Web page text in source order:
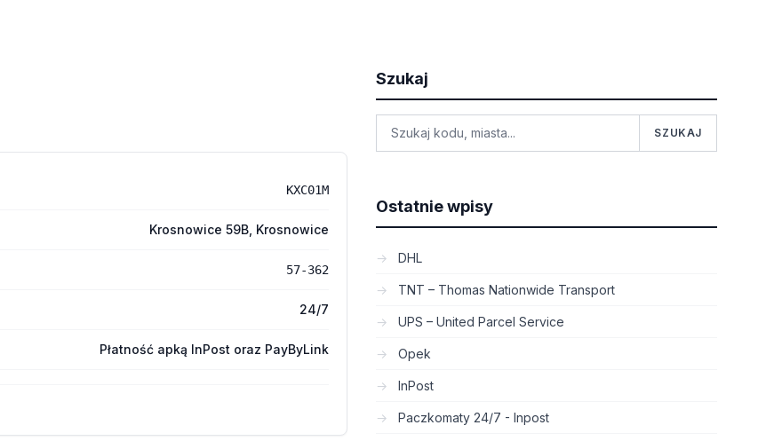
KXC01M
Krosnowice 59B, Krosnowice
57-362
24/7
Płatność apką InPost oraz PayByLink
Szukaj
SZUKAJ
Ostatnie wpisy
DHL
TNT – Thomas Nationwide Transport
UPS – United Parcel Service
Opek
InPost
Paczkomaty 24/7 - Inpost